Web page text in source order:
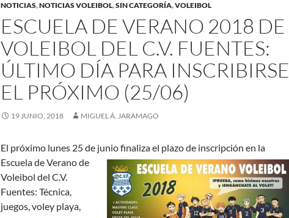
NOTICIAS,NOTICIAS VOLEIBOL,SIN CATEGORÍA,VOLEIBOL
ESCUELA DE VERANO 2018 DE
VOLEIBOL DEL C.V. FUENTES:
ÚLTIMO DÍA PARA INSCRIBIRSE
EL PRÓXIMO (25/06)
19 JUNIO, 2018 MIGUEL Á. JARAMAGO
El próximo lunes 25 de junio finaliza el plazo de inscripción en la
Escuela de Verano de
Voleibol del C.V.
Fuentes: Técnica,
juegos, voley playa,